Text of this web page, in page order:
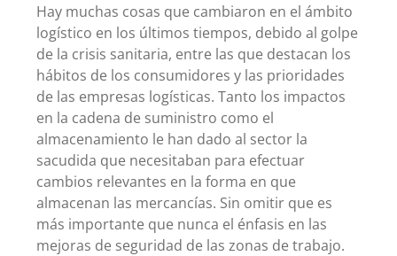
Hay muchas cosas que cambiaron en el ámbito
logístico en los últimos tiempos, debido al golpe
de la crisis sanitaria, entre las que destacan los
hábitos de los consumidores y las prioridades
de las empresas logísticas. Tanto los impactos
en la cadena de suministro como el
almacenamiento le han dado al sector la
sacudida que necesitaban para efectuar
cambios relevantes en la forma en que
almacenan las mercancías. Sin omitir que es
más importante que nunca el énfasis en las
mejoras de seguridad de las zonas de trabajo.